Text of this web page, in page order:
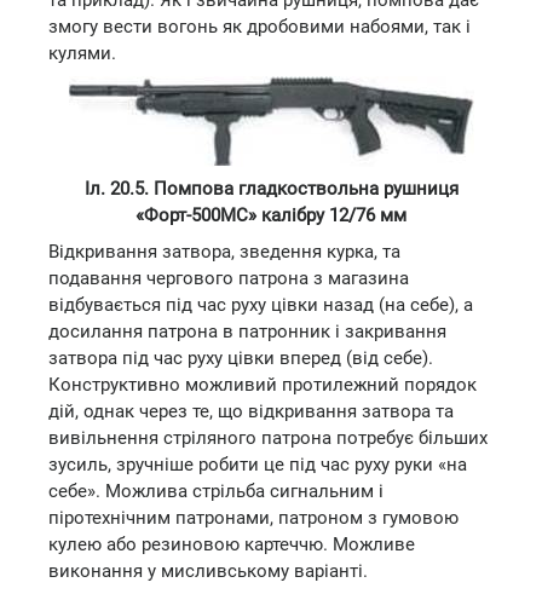
змогу вести вогонь як дробовими набоями, так і
кулями.
Іл. 20.5. Помпова гладкоствольна рушниця
«Форт-500МС» калібру 12/76 мм
Відкривання затвора, зведення курка, та
подавання чергового патрона з магазина
відбувається під час руху цівки назад (на себе), а
досилання патрона в патронник і закривання
затвора під час руху цівки вперед (від себе).
Конструктивно можливий протилежний порядок
дій, однак через те, що відкривання затвора та
вивільнення стріляного патрона потребує більших
зусиль, зручніше робити це під час руху руки «на
себе». Можлива стрільба сигнальним і
піротехнічним патронами, патроном з гумовою
кулею або резиновою картеччю. Можливе
виконання у мисливському варіанті.